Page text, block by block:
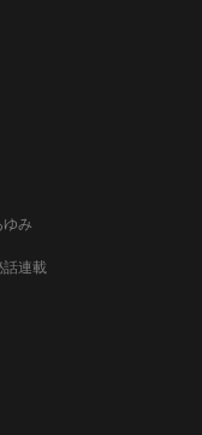
み
話連載